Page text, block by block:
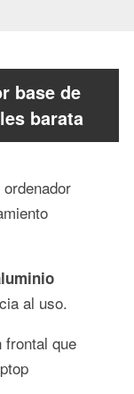
base de
barata
al uso.
frontal que